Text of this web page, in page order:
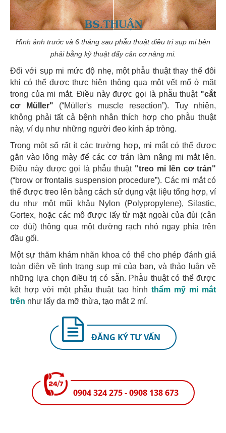
Hình ảnh trước và 6 tháng sau phẫu thuật điều trị sụp mi bên
phải bằng kỹ thuật đẩy cân cơ nâng mi.
Đối với sụp mi mức độ nhẹ, một phẫu thuật thay thế đôi
khi có thể được thực hiện thông qua một vết mổ ở mặt
trong của mi mắt. Điều này được gọi là phẫu thuật "cắt
cơ Müller" (“Müller's muscle resection”). Tuy nhiên,
không phải tất cả bệnh nhân thích hợp cho phẫu thuật
này, ví dụ như những người đeo kính áp tròng.
Trong một số rất ít các trường hợp, mi mắt có thể được
gắn vào lông mày để các cơ trán làm nâng mi mắt lên.
Điều này được gọi là phẫu thuật "treo mi lên cơ trán"
(“brow or frontalis suspension procedure”). Các mi mắt có
thể được treo lên bằng cách sử dụng vật liệu tổng hợp, ví
dụ như một mũi khâu Nylon (Polypropylene), Silastic,
Gortex, hoặc các mô được lấy từ mặt ngoài của đùi (cân
cơ đùi) thông qua một đường rạch nhỏ ngay phía trên
đầu gối.
Một sự thăm khám nhãn khoa có thể cho phép đánh giá
toàn diện về tình trạng sụp mi của bạn, và thảo luận về
những lựa chọn điều trị có sẵn. Phẫu thuật có thể được
kết hợp với một phẫu thuật tạo hình thẩm mỹ mi mắt
trên như lấy da mỡ thừa, tạo mắt 2 mí.
ĐĂNG KÝ TƯ VẤN
0904 324 275 - 0908 138 673